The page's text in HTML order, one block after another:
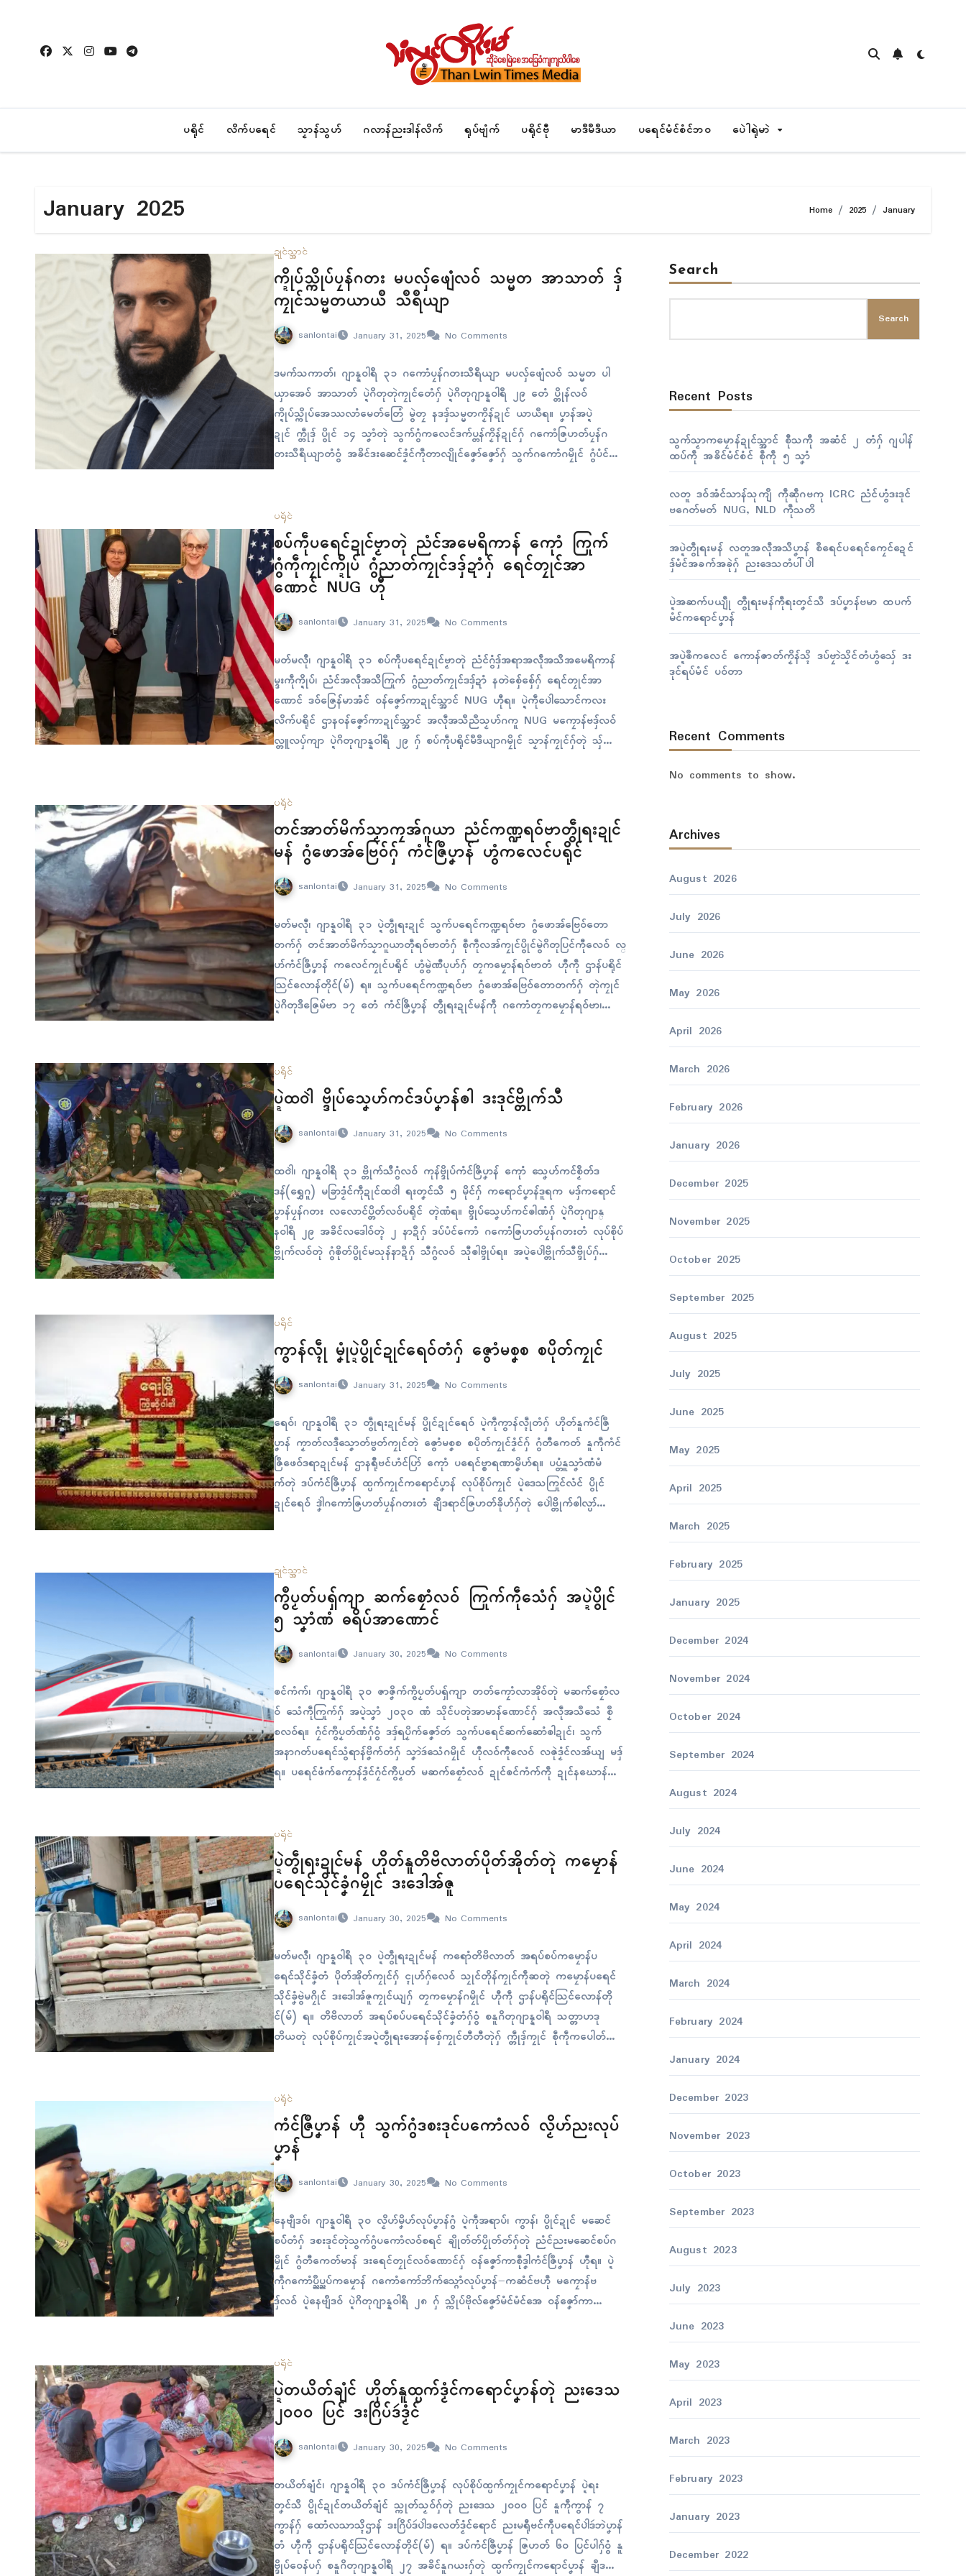
ပရိုၚ် လိက်ပရေၚ် သၟာန်သွဟ် ဂလာန်ညးဒါန်လိက် ရုပ်ဗျံက် ပရိုၚ်ဗီု မာဒဳမဳဒဳယာ ပရေၚ်မံၚ်စံၚ်ဘဝ ပေဲါရုဲမာဲ
January 2025 Home 2025 January
ဍုၚ်သ္အာၚ်
က္ဍိုပ်သ္ကိုပ်ပၠန်ဂတး မပလှ်ဖျေံလဝ် သမ္မတ အာသာတ် ဒှ်
ကၠုၚ်သမ္မတယာယဳ သဳရဳယျာ
sanlontai January 31, 2025 No Comments
ဒမက်သကာတ်၊ ဂျာန္နဝါရဳ ၃၁ ဂကောံပၠန်ဂတးသဳရဳယျာ မပလှ်ဖျေံလဝ် သမ္မတ ပါ
ယှာအေဝ် အာသာတ် ပ္ဍဲဂိတုတုဲကၠုၚ်တေံဂှ် ပ္ဍဲဂိတုဂျာန္နဝါရဳ ၂၉ တေံ ပ္တိုန်လဝ်
က္ဍိုပ်သ္ကိုပ်အေဿလာံမေတ်တြေံ မွဲတၠ နဒဒှ်သမ္မတကၟိန်ဍုၚ် ယာယဳရ။ ပၞာန်အပ္ဍဲ
ဍုၚ် က္တဵုဒှ် ပွိုၚ် ၁၄ သၞာံတုဲ သွက်ဂွံကလေၚ်ဒက်ပ္တန်ကၟိန်ဍုၚ်ဂှ် ဂကောံဇြဟတ်ပၠန်ဂ
တးသဳရဳယျာတံဝွံ အခိၚ်ဒးဆေၚ်ဒၟံၚ်ကဵုတာလျိုၚ်ဇၞော်ဇၞော်ဂှ် သွက်ဂကောံဂမၠိုၚ် ဂွံပံၚ်
ကောံညဳသာဂှ် ပ္တိုန်လဝ်က္ဍိုပ်သ္ကိုပ်ပၠန်ဂတး နဒဒှ်သမ္မတယာယဳရ။ ဂကောံဇြဟတ်ပၠ
ပရိုၚ်
စပ်ကဵုပရေၚ်ဍုၚ်ဗၟာတုဲ ညံၚ်အမေရိကာန် ကေုာံ ကြုက်
ဂွံကဵုကၠုၚ်က္ဍိုပ် ဂွံညာတ်ကၠုၚ်ဒဒှ်ဍာံဂှ် ရေၚ်တၠုၚ်အာ
ဏောၚ် NUG ဟီု
sanlontai January 31, 2025 No Comments
မတ်မလီု၊ ဂျာန္နဝါရဳ ၃၁ စပ်ကဵုပရေၚ်ဍုၚ်ဗၟာတုဲ ညံၚ်ဂွံဒှ်အရာအလဵုအသဳအမေရိကာန်
မ္ဒးကဵုက္ဍိုပ်၊ ညံၚ်အလဵုအသဳကြုက် ဂွံညာတ်ကၠုၚ်ဒဒှ်ဍာံ နတဲစှ်ေစှ်ေဂှ် ရေၚ်တၠုၚ်အာ
ဏောၚ် ဒဝ်ဇြေန်မာအံၚ် ဝန်ဇၞော်ကာဍုၚ်သ္အာၚ် NUG ဟီုရ။ ပ္ဍဲကဵုပေါဲသောၚ်ကလး
လိက်ပရိုၚ် ဌာနဝန်ဇၞော်ကာဍုၚ်သ္အာၚ် အလဵုအသဳညဳသၟဟ်ဂကူ NUG မကၠောန်ဗဒှ်လဝ်
လ္တူလပှ်ကျာ ပ္ဍဲဂိတုဂျာန္နဝါရဳ ၂၉ ဂှ် စပ်ကဵုပရိုၚ်မဳဒဳယျာဂမၠိုၚ် သၟာန်ကၠုၚ်ဂှ်တုဲ သှ်
ပရိုၚ်
တၚ်အာတ်မိက်သၟာကၠအ်ဂူယာ ညံၚ်ကဏ္ဍရဝ်ဗာတွဵုရးဍုၚ်
မန် ဂွံဖောအ်ဗြေဝ်ဂှ် ကံၚ်ဇြဳပၞာန် ဟွံကလေၚ်ပရိုၚ်
sanlontai January 31, 2025 No Comments
မတ်မလီု၊ ဂျာန္နဝါရဳ ၃၁ ပ္ဍဲတွဵုရးဍုၚ် သွက်ပရေၚ်ကဏ္ဍရဝ်ဗာ ဂွံဖောအ်ဗြေဝ်တော
တက်ဂှ် တၚ်အာတ်မိက်သၟာဂူယာတဵုရဝ်ဗာတံဂှ် စဵုကဵုလအ်ကၠုၚ်ပွိုၚ်မွဲဂိတုပြၚ်ကီုလေဝ် လ္
ပာ်ကံၚ်ဇြဳပၞာန် ကလေၚ်ကၠုၚ်ပရိုၚ် ဟွံမွဲဏီပုဟ်ဂှ် တၠကမၠောန်ရဝ်ဗာတံ ဟီုကဵု ဌာန်ပရိုၚ်
သြၚ်လောန်တိုၚ်(မ်) ရ။ သွက်ပရေၚ်ကဏ္ဍရဝ်ဗာ ဂွံဖောအ်ဗြေဝ်တောတက်ဂှ် တုဲကၠုၚ်
ပ္ဍဲဂိတုဒဳဇြေမ်ဗာ ၁၇ တေံ ကံၚ်ဇြဳပၞာန် တွဵုရးဍုၚ်မန်ကဵု ဂကောံတၠကမၠောန်ရဝ်ဗာ၊
ညးမဆက်စပ်ကဵုကဏ္ဍရဝ်ဗာတံ ပံၚ်ကောံတုဲ ကၠောန်ဗဒှ်လဝ် ပေါဲသဳကၠဳရုၚ်ကမၠောန်ရ။
ပရိုၚ်
ပ္ဍဲထဝါဲ ဗ္ဒိုပ်သၞေဟ်ကၚ်ဒပ်ပၞာန်ၜါ ဒးဒုၚ်ဗ္တိုက်သီ
sanlontai January 31, 2025 No Comments
ထဝါဲ၊ ဂျာန္နဝါရဳ ၃၁ ဗ္တိုက်သီဂွံလဝ် ကုန်ဗ္ဒိုပ်ကံၚ်ဇြဳပၞာန် ကေုာံ သၞေဟ်ကၚ်စၟဳတ်ဒ
ဒန်(ရွှေဂူ) မခြာဒၟံၚ်ကဵုဍုၚ်ထဝါဲ ရးတၞၚ်သဳ ၅ မိုၚ်ဂှ် ကရောၚ်ပၞာန်ဒူရက မဒှ်ကရောၚ်
ပၞာန်ပၠန်ဂတး လလောၚ်ပ္တိတ်လဝ်ပရိုၚ် တ္ၚဲဏံရ။ ဗ္ဒိုပ်သၞေဟ်ကၚ်ၜါဏံဂှ် ပ္ဍဲဂိတုဂျာန္
နဝါရဳ ၂၉ အခိၚ်လဒေါဝ်တ္ၚဲ ၂ နာဍဳဂှ် ဒပ်ပံၚ်ကောံ ဂကောံဇြဟတ်ပၠန်ဂတးတံ လုပ်စိုပ်
ဗ္တိုက်လဝ်တုဲ ဂွံၜိုတ်ပွိုၚ်မသုန်နာဍဳဂှ် သီဂွံလဝ် သီုၜါဗ္ဒိုပ်ရ။ အပ္ဍဲပေါဲဗ္တိုက်သီဗ္ဒိုပ်ဂှ်
ကောန်ဒပ်ကံၚ်ဇြဳပၞာန် ဟွံအောန်နူကဵုမသုန်တၠ…
ပရိုၚ်
ကွာန်လ္ၚဵု မၞုံပ္ဍဲပွိုၚ်ဍုၚ်ရေဝ်တံဂှ် ဇွောံမစၞစ စပိုတ်ကၠုၚ်
sanlontai January 31, 2025 No Comments
ရေဝ်၊ ဂျာန္နဝါရဳ ၃၁ တွဵုရးဍုၚ်မန် ပွိုၚ်ဍုၚ်ရေဝ် ပ္ဍဲကဵုကွာန်လ္ၚဵုတံဂှ် ဟိုတ်နူကံၚ်ဇြဳ
ပၞာန် ကၟာတ်လဒဵုသၞောတ်ဗ္ၜတ်ကၠုၚ်တုဲ ဇွောံမစၞစ စပိုတ်ကၠုၚ်ဒၟံၚ်ဂှ် ဂွံတီကေတ် နူကဵုကံၚ်
ဇြဳဖေဝ်ဒရာဍုၚ်မန် ဌာနရီုဗၚ်ဟံၚ်ပြာ် ကေုာံ ပရေၚ်ဗ္စာရဏာမၞိဟ်ရ။ ပပ္တံနူသၞာံဏံမံ
က်တုဲ ဒပ်ကံၚ်ဇြဳပၞာန် ထ္ပက်ကၠုၚ်ကရောၚ်ပၞာန် လုပ်စိုပ်ကၠုၚ် ပ္ဍဲဒေသကြုၚ်လံၚ် ပွိုၚ်
ဍုၚ်ရေဝ် ဒၞါဲဂကောံဇြဟတ်ပၠန်ဂတးတံ ချဳဒရာၚ်ဇြဟတ်ခိုဟ်ဂှ်တုဲ ပေါဲဗ္တိုက်ၜါလ္ပာ်
က္တဵုဒှ်လဝ်ရ။ ကြဴနူပေါဲဗ္တိုက်တံဏံတုဲ စနူဂိတုဂျာန္နဝါရဳ ၁၂ တုဲဂှ် ပွမဖ္ဍိုက်ပ
ဍုၚ်သ္အာၚ်
ကွဳပၟတ်ပရှ်ကျာ ဆက်စၠောံလဝ် ကြုက်ကဵုသေံဂှ် အပ္ဍဲပွိုၚ်
၅ သၞာံဏံ ဓရိပ်အာဏောၚ်
sanlontai January 30, 2025 No Comments
ၜၚ်ကံက်၊ ဂျာန္နဝါရဳ ၃၀ ဇာဇၞိက်ကွဳပၟတ်ပရှ်ကျာ တတ်ကၠောံလာအိုဝ်တုဲ မဆက်စၠောံလ
ဝ် သေံကဵုကြုက်ဂှ် အပ္ဍဲသၞာံ ၂၀၃၀ ဏံ သိုၚ်ပတုဲအာမာန်ဏောၚ်ဂှ် အလဵုအသဳသေံ စၟဳ
စလဝ်ရ။ ဂၠံၚ်ကွဳပၟတ်ဏံဂှ်ဝွံ ဒဒှ်ရပၟိက်ဇၞော်တဴ သွက်ပရေၚ်ဆက်ဆောံၜါဍုၚ်၊ သွက်
အနာဂတ်ပရေၚ်သွံရာန်ဗၞိက်တံဂှ် သၞာဲဒဴသေံဂမၠိုၚ် ဟီုလဝ်ကီုလေဝ် လဇုဲဒၟံၚ်လအ်ယျ မဒှ်
ရ။ ပရေၚ်ဖံက်ကၠောန်ဒၟံၚ်ဂၠံၚ်ကွဳပၟတ် မဆက်စၠောံလဝ် ဍုၚ်ၜၚ်ကံက်ကဵု ဍုၚ်နဃောန်ရာပ်
ချာသဳမာ ကဆံၚ်ပထမဂှ်ဝွံ အခိၚ်လၟုဟ် ၃၆ တၟံကၠံ တုဲဒှ်ဒၟံၚ်ယျ…
ပရိုၚ်
ပ္ဍဲတွဵုရးဍုၚ်မန် ဟိုတ်နူတိဗိလာတ်ပိုတ်အိုတ်တုဲ ကမၠောန်
ပရေၚ်သိုၚ်ခၞံဂမၠိုၚ် ဒးဒေါအ်ဇူ
sanlontai January 30, 2025 No Comments
မတ်မလီု၊ ဂျာန္နဝါရဳ ၃၀ ပ္ဍဲတွဵုရးဍုၚ်မန် ကရောံတိဗိလာတ် အရပ်စပ်ကမၠောန်ပ
ရေၚ်သိုၚ်ခၞံတံ ပိုတ်အိုတ်ကၠုၚ်ဂှ် ၚုဟ်ဂှ်လေဝ် သၠုၚ်တိုန်ကၠုၚ်ကဵုဆတုဲ ကမၠောန်ပရေၚ်
သိုၚ်ခၞံဗွဲမဂၠိုၚ် ဒးဒေါအ်ဇူကၠုၚ်ယျဂှ် တၠကမၠောန်ဂမၠိုၚ် ဟီုကဵု ဌာန်ပရိုၚ်သြၚ်လောန်တို
ၚ်(မ်) ရ။ တိဗိလာတ် အရပ်စပ်ပရေၚ်သိုၚ်ခၞံတံဂှ်ဝွံ စနူဂိတုဂျာန္နဝါရဳ သတ္တာဟဒု
တိယတုဲ လုပ်စိုပ်ကၠုၚ်အပ္ဍဲတွဵုရးအောန်စှ်ေကၠုၚ်တီတီတုဲဂှ် က္တဵုဒှ်ကၠုၚ် စဵုကဵုကပေါတ်
ဗၞိက်ပိုတ်အာရ။ ကရောံတိဗိလာတ် ပိုတ်အိုတ်ကၠုၚ်ဂှ် ၚုဟ်တိဗိလာတ်ဂှ်လေဝ် နူ
ပရိုၚ်
ကံၚ်ဇြဳပၞာန် ဟီု သွက်ဂွံဒစးဒုၚ်ပကောံလဝ် လၟိဟ်ညးလုပ်
ပၞာန်
sanlontai January 30, 2025 No Comments
နေဗျဳဒဝ်၊ ဂျာန္နဝါရဳ ၃၀ လၟိဟ်မၞိဟ်လုပ်ပၞာန်ဂွံ ပ္ဍဲကဵုအရာပ်၊ ကွာန်၊ ပွိုၚ်ဍုၚ် မဆေၚ်
စပ််တံဂှ် ဒစးဒုၚ်တုဲသွက်ဂွံပကောံလဝ်စရၚ် ချိုတ်တ်ပၠိုတ်တ်ဂှ်တုဲ ညံၚ်ညးမဆေၚ်စပ်ဂ
မၠိုၚ် ဂွံတီကေတ်မာန် ဒးရေၚ်တၠုၚ်လဝ်ဏောၚ်ဂှ် ဝန်ဇၞော်ကာစဵုဒၞါကံၚ်ဇြဳပၞာန် ဟီုရ။ ပ္ဍဲ
ကဵုဂကောံပ္ညဳပ္ညပ်ကမၠောန် ဂကောံကော်ဘိက်သ္ဂောံလုပ်ပၞာန်−ကဆံၚ်ဗဟဵု မကၠောန်ဗ
ဒှ်လဝ် ပ္ဍဲနေဗျဳဒဝ် ပ္ဍဲဂိတုဂျာန္နဝါရဳ ၂၈ ဂှ် သ္ကိုပ်ဗိုလ်ဇၞော်မံၚ်မံၚ်အေ ဝန်ဇၞော်ကာ
စဵုဒၞါ ကေုာံ ဒုသ္ကိုပ်ဝန်ဇၞော်ကံၚ်ဇြဳပၞာန် သီုကဵုဒှ်ဥက္ကဌဂကောံဂှ် ဟီုလဝ်ရ။ ဒဒှ်မကော်ဘိ
ပရိုၚ်
ပ္ဍဲတယိတ်ချံၚ် ဟိုတ်နူထ္ပက်ဒၟံၚ်ကရောၚ်ပၞာန်တုဲ ညးဒေသ
၂၀၀၀ ပြၚ် ဒးဂြိပ်ဒဴဒၟံၚ်
sanlontai January 30, 2025 No Comments
တယိတ်ချံၚ်၊ ဂျာန္နဝါရဳ ၃၀ ဒပ်ကံၚ်ဇြဳပၞာန် လုပ်စိုပ်ထ္ပက်ကၠုၚ်ကရောၚ်ပၞာန် ပ္ဍဲရး
တၞၚ်သဳ ပွိုၚ်ဍုၚ်တယိတ်ချံၚ် သ္ကုတ်သၟဝ်ဂှ်တုဲ ညးဒေသ ၂၀၀၀ ပြၚ် နူကဵုကွာန် ၇
ကွာန်ဂှ် ထောံလသာသ္ၚိဌာန် ဒးဂြိပ်ဒဴပါဲဒလေတ်ဒၟံၚ်ရောၚ် ညးမရီုဗၚ်ကဵုပရေၚ်ပါဲဒဴဘဲပၞာန်
တံ ဟီုကဵု ဌာန်ပရိုၚ်သြၚ်လောန်တိုၚ်(မ်) ရ။ ဒပ်ကံၚ်ဇြဳပၞာန် ဇြဟတ် ၆၀ ပြၚ်ပါဂှ်ဝွံ နူ
ဗ္ဒိုပ်ဝေန်ပဂှ် စနူဂိတုဂျာန္နဝါရဳ ၂၇ အခိၚ်နူဂယးဂှ်တုဲ ထ္ပက်ကၠုၚ်ကရောၚ်ပၞာန် ချဳဒ
Search
Search
Recent Posts
သွက်သၟာကမၠောန်ဍုၚ်သ္အာၚ် စီုသကီု အဆံၚ် ၂ တံဂှ် ဂျပါန်
ထပ်ကဵု အခိၚ်မံၚ်စံၚ် စဵုကဵု ၅ သၞာံ
လတူ ဒဝ်အံၚ်သာန်သုကျဳ ကဵုဆဵုဂဗကု ICRC ညံၚ်ဟွံဒးဒုၚ်
ဗဂေတ်မတ် NUG, NLD ကဵုသတိ
အပ္ဍဲတွဵုရးမန် လတူအလဵုအသဳပၞာန် စဳရေၚ်ပရေၚ်ကၠေၚ်ဍေၚ်
ဒှ်မံၚ်အခက်အခုဲဂှ် ညးဒေသတံပါ်ပါဲ
ပ္ဍဲအဆက်ပယျဵု တွဵုရးမန်ကဵုရးတၞၚ်သဳ ဒပ်ပၞာန်ဗမာ ထပက်
မံၚ်ကရောၚ်ပၞာန်
အပ္ဍဲၜဳကလေၚ် ကောန်ဇာတ်ကၟိန်သ္ၚိ ဒပ်ဗၠာဲသၟိၚ်တံဟွံသှ်ေ ဒး
ဒုၚ်ရပ်မံၚ် ပဝ်တာ
Recent Comments
No comments to show.
Archives
August 2026
July 2026
June 2026
May 2026
April 2026
March 2026
February 2026
January 2026
December 2025
November 2025
October 2025
September 2025
August 2025
July 2025
June 2025
May 2025
April 2025
March 2025
February 2025
January 2025
December 2024
November 2024
October 2024
September 2024
August 2024
July 2024
June 2024
May 2024
April 2024
March 2024
February 2024
January 2024
December 2023
November 2023
October 2023
September 2023
August 2023
July 2023
June 2023
May 2023
April 2023
March 2023
February 2023
January 2023
December 2022